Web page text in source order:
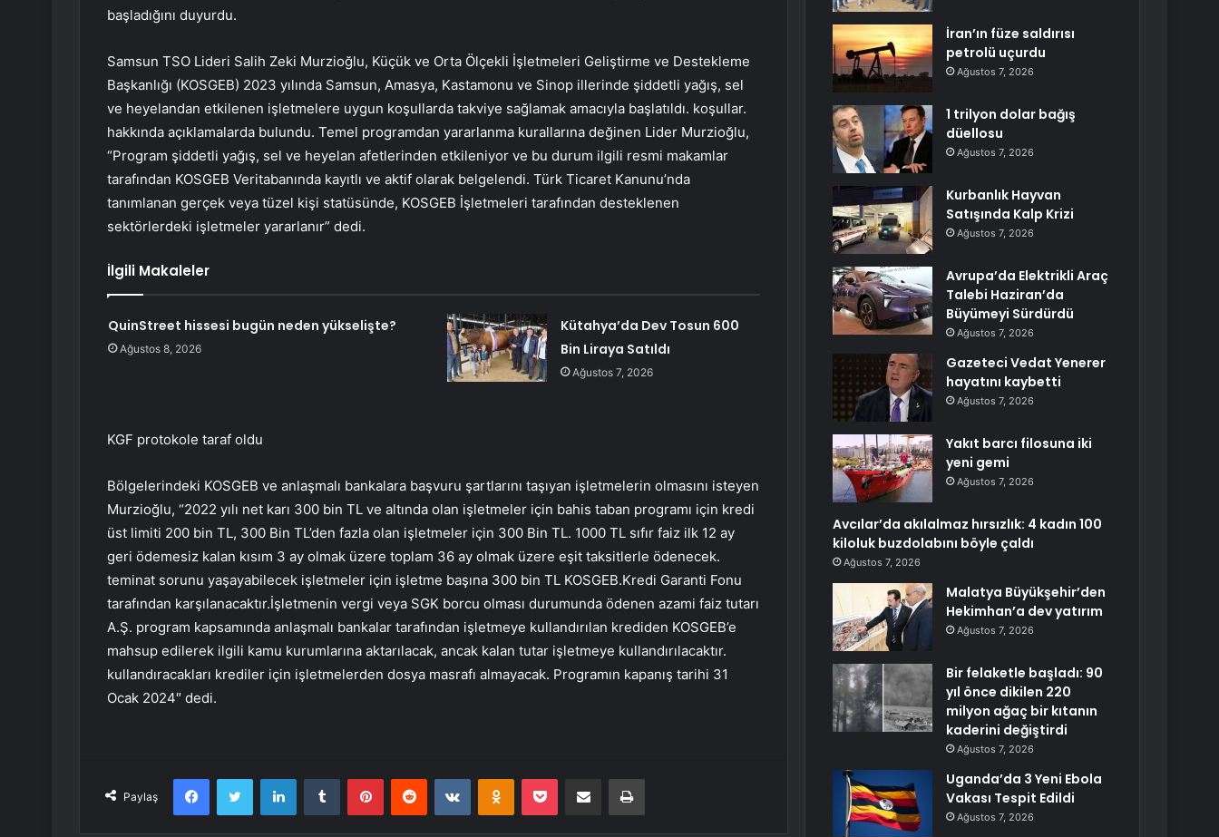
başladığını duyurdu.
Samsun TSO Lideri Salih Zeki Murzioğlu, Küçük ve Orta Ölçekli İşletmeleri Geliştirme ve Destekleme
Başkanlığı (KOSGEB) 2023 yılında Samsun, Amasya, Kastamonu ve Sinop illerinde şiddetli yağış, sel
ve heyelandan etkilenen işletmelere uygun koşullarda takviye sağlamak amacıyla başlatıldı. koşullar.
hakkında açıklamalarda bulundu. Temel programdan yararlanma kurallarına değinen Lider Murzioğlu,
“Program şiddetli yağış, sel ve heyelan afetlerinden etkileniyor ve bu durum ilgili resmi makamlar
tarafından KOSGEB Veritabanında kayıtlı ve aktif olarak belgelendi. Türk Ticaret Kanunu’nda
tanımlanan gerçek veya tüzel kişi statüsünde, KOSGEB İşletmeleri tarafından desteklenen
sektörlerdeki işletmeler yararlanır” dedi.
İlgili Makaleler
QuinStreet hissesi bugün neden yükselişte?
Ağustos 8, 2026
Kütahya’da Dev Tosun 600
Bin Liraya Satıldı
Ağustos 7, 2026
KGF protokole taraf oldu
Bölgelerindeki KOSGEB ve anlaşmalı bankalara başvuru şartlarını taşıyan işletmelerin olmasını isteyen
Murzioğlu, “2022 yılı net karı 300 bin TL ve altında olan işletmeler için bahis taban programı için kredi
üst limiti 200 bin TL, 300 Bin TL’den fazla olan işletmeler için 300 Bin TL. 1000 TL sıfır faiz ilk 12 ay
geri ödemesiz kalan kısım 3 ay olmak üzere toplam 36 ay olmak üzere eşit taksitlerle ödenecek.
teminat sorunu yaşayabilecek işletmeler için işletme başına 300 bin TL KOSGEB.Kredi Garanti Fonu
tarafından karşılanacaktır.İşletmenin vergi veya SGK borcu olması durumunda ödenen azami faiz tutarı
A.Ş. program kapsamında anlaşmalı bankalar tarafından işletmeye kullandırılan krediden KOSGEB’e
mahsup edilerek ilgili kamu kurumlarına aktarılacak, ancak kalan tutar işletmeye kullandırılacaktır.
kullandıracakları krediler için işletmelerden dosya masrafı almayacak. Programın kapanış tarihi 31
Ocak 2024″ dedi.
Paylaş
FacebookTwitter LinkedInTumblr PinterestReddit VKontakteOdnoklassniki
Pocket E-Posta ile paylaş Yazdır
İran’ın füze saldırısı
petrolü uçurdu
Ağustos 7, 2026
1 trilyon dolar bağış
düellosu
Ağustos 7, 2026
Kurbanlık Hayvan
Satışında Kalp Krizi
Ağustos 7, 2026
Avrupa’da Elektrikli Araç
Talebi Haziran’da
Büyümeyi Sürdürdü
Ağustos 7, 2026
Gazeteci Vedat Yenerer
hayatını kaybetti
Ağustos 7, 2026
Yakıt barcı filosuna iki
yeni gemi
Ağustos 7, 2026
Avcılar’da akılalmaz hırsızlık: 4 kadın 100
kiloluk buzdolabını böyle çaldı
Ağustos 7, 2026
Malatya Büyükşehir’den
Hekimhan’a dev yatırım
Ağustos 7, 2026
Bir felaketle başladı: 90
yıl önce dikilen 220
milyon ağaç bir kıtanın
kaderini değiştirdi
Ağustos 7, 2026
Uganda’da 3 Yeni Ebola
Vakası Tespit Edildi
Ağustos 7, 2026